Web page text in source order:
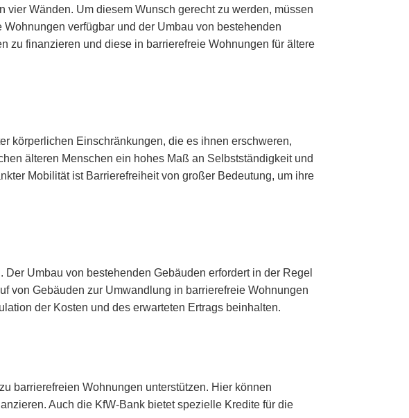
Wänden. Um diesem Wunsch gerecht zu werden, müssen
verfügbar und der Umbau von bestehenden
zu finanzieren und diese in barrierefreie Wohnungen für ältere
körperlichen Einschränkungen, die es ihnen erschweren,
älteren Menschen ein hohes Maß an Selbstständigkeit und
Mobilität ist Barrierefreiheit von großer Bedeutung, um ihre
Umbau von bestehenden Gebäuden erfordert in der Regel
von Gebäuden zur Umwandlung in barrierefreie Wohnungen
der Kosten und des erwarteten Ertrags beinhalten.
barrierefreien Wohnungen unterstützen. Hier können
Auch die KfW-Bank bietet spezielle Kredite für die